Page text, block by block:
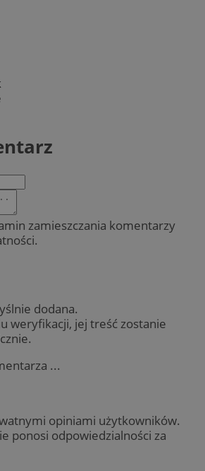
zamieszczania komentarzy
dodana.
weryfikacji, jej treść zostanie
...
opiniami użytkowników.
ponosi odpowiedzialności za